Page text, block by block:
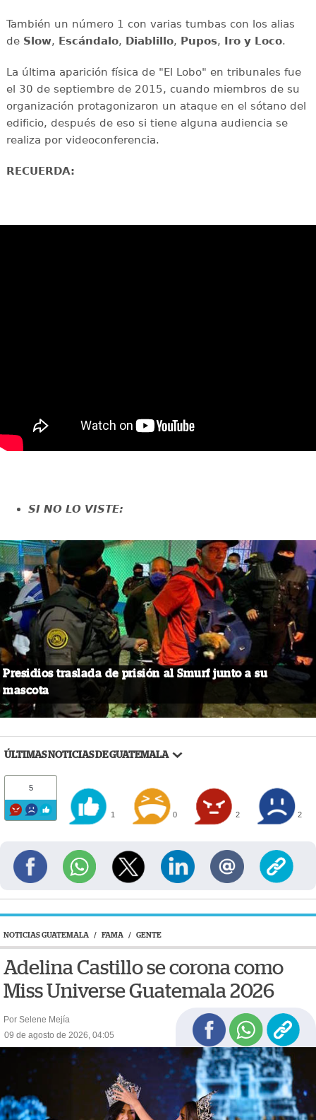
También un número 1 con varias tumbas con los alias
de Slow, Escándalo, Diablillo, Pupos, Iro y Loco.
La última aparición física de "El Lobo" en tribunales fue
el 30 de septiembre de 2015, cuando miembros de su
organización protagonizaron un ataque en el sótano del
edificio, después de eso si tiene alguna audiencia se
realiza por videoconferencia.
RECUERDA:
SI NO LO VISTE:
Presidios traslada de prisión al Smurf junto a su
mascota
ÚLTIMAS NOTICIAS DE GUATEMALA
5
1 0 2 2
NOTICIAS GUATEMALA / FAMA / GENTE
Adelina Castillo se corona como
Miss Universe Guatemala 2026
Por Selene Mejía
09 de agosto de 2026, 04:05